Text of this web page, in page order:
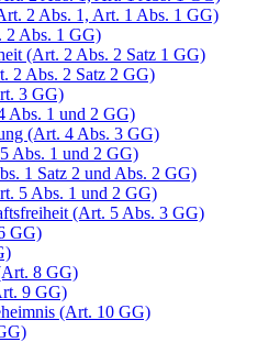
2 Abs. 1, Art. 1 Abs. 1 GG)
2 Abs. 1 GG)
(Art. 2 Abs. 2 Satz 1 GG)
2 Abs. 2 Satz 2 GG)
3 GG)
Abs. 1 und 2 GG)
(Art. 4 Abs. 3 GG)
Abs. 1 und 2 GG)
1 Satz 2 und Abs. 2 GG)
5 Abs. 1 und 2 GG)
(Art. 5 Abs. 3 GG)
GG)
8 GG)
9 GG)
(Art. 10 GG)